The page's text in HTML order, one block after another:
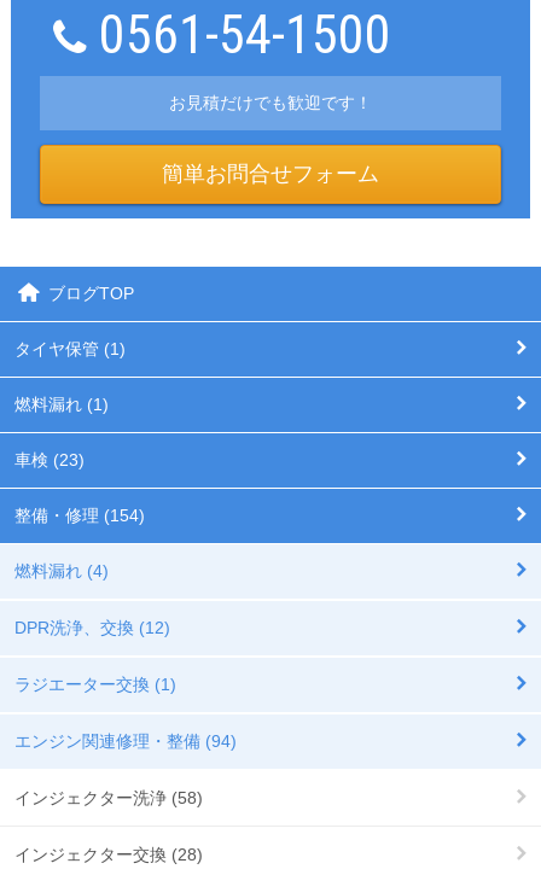
0561-54-1500
お見積だけでも歓迎です！
簡単お問合せフォーム
ブログTOP
タイヤ保管 (1)
燃料漏れ (1)
車検 (23)
整備・修理 (154)
燃料漏れ (4)
DPR洗浄、交換 (12)
ラジエーター交換 (1)
エンジン関連修理・整備 (94)
インジェクター洗浄 (58)
インジェクター交換 (28)